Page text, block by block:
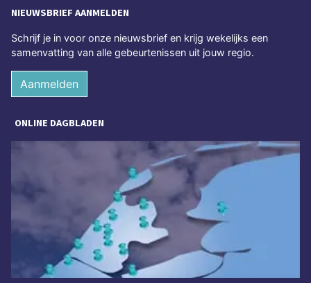
NIEUWSBRIEF AANMELDEN
Schrijf je in voor onze nieuwsbrief en krijg wekelijks een
samenvatting van alle gebeurtenissen uit jouw regio.
Aanmelden
ONLINE DAGBLADEN